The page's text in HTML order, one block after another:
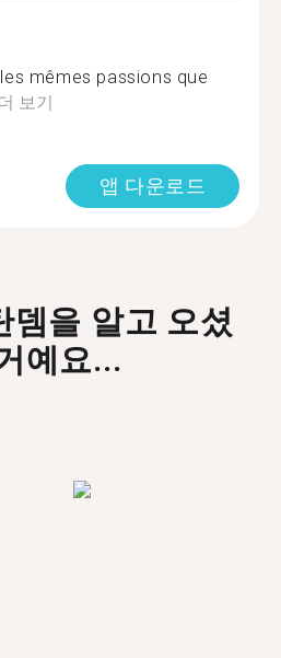
mêmes passions que
보기
앱 다운로드
뎀을 알고 오셨
예요...